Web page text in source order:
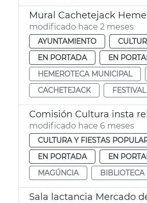
Mural Cachetejack
modificado hace 2 meses
AYUNTAMIENTO
EN PORTADA
EN
HEMEROTECA MUNICIPAL
CACHETEJACK
Comisión Cultura insta
modificado hace 6 meses
CULTURA Y FIESTAS
EN PORTADA
EN
MAGÚNCIA
BIBLIOTECA
Sala lactancia Mercado